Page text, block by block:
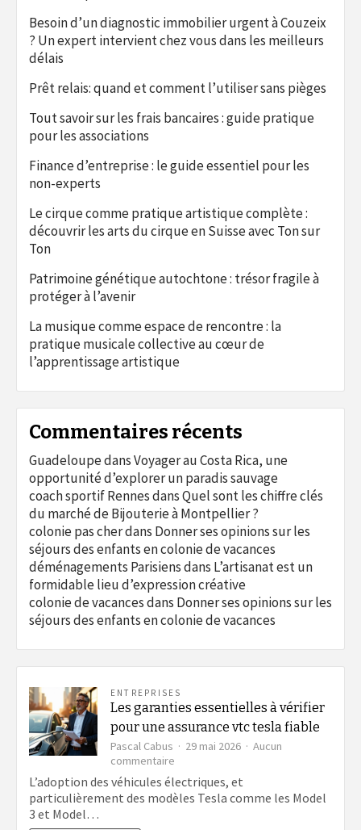
Besoin d’un diagnostic immobilier urgent à Couzeix
? Un expert intervient chez vous dans les meilleurs
délais
Prêt relais: quand et comment l’utiliser sans pièges
Tout savoir sur les frais bancaires : guide pratique
pour les associations
Finance d’entreprise : le guide essentiel pour les
non-experts
Le cirque comme pratique artistique complète :
découvrir les arts du cirque en Suisse avec Ton sur
Ton
Patrimoine génétique autochtone : trésor fragile à
protéger à l’avenir
La musique comme espace de rencontre : la
pratique musicale collective au cœur de
l’apprentissage artistique
Commentaires récents
GuadeloupedansVoyager au Costa Rica, une
opportunité d’explorer un paradis sauvage
coach sportif RennesdansQuel sont les chiffre clés
du marché de Bijouterie à Montpellier ?
colonie pas cherdans Donner ses opinions sur les
séjours des enfants en colonie de vacances
déménagements Parisiensdans L’artisanat est un
formidable lieu d’expression créative
colonie de vacancesdans Donner ses opinions sur les
séjours des enfants en colonie de vacances
ENTREPRISES
Les garanties essentielles à vérifier
pour une assurance vtc tesla fiable
Pascal Cabus 29 mai 2026
Aucun
commentaire
garanties
essentielles
L’adoption des véhicules électriques, et
particulièrement des modèles Tesla comme les Model
3 et Model…